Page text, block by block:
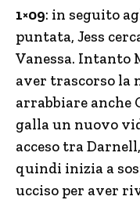
1×09: in seguito
puntata, Jess
Vanessa. Intanto
aver trascorso la
arrabbiare anche
galla un nuovo
acceso tra
quindi inizia a
ucciso per aver